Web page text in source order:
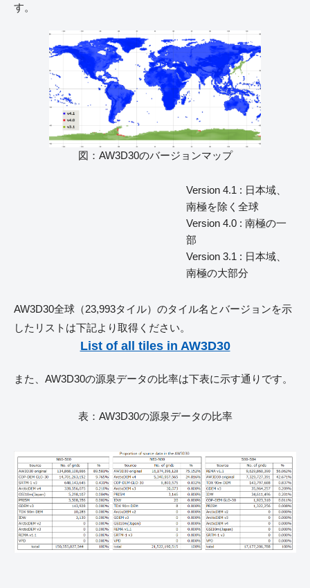
す。
図：AW3D30のバージョンマップ
Version 4.1 : 日本域、
南極を除く全球
Version 4.0 : 南極の一
部
Version 3.1 : 日本域、
南極の大部分
AW3D30全球（23,993タイル）のタイル名とバージョンを示
したリストは下記より取得ください。
List of all tiles in AW3D30
また、AW3D30の源泉データの比率は下表に示す通りです。
表：AW3D30の源泉データの比率